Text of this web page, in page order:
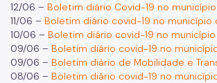
12/06 – Boletim diário Covid-19 no
11/06 – Boletim diário covid-19 no município
10/06 – Boletim diário covid-19 no município
09/06 – Boletim diário covid-19 no
09/06 – Boletim diário de Mobilidade e
08/06 – Boletim diário covid-19 no